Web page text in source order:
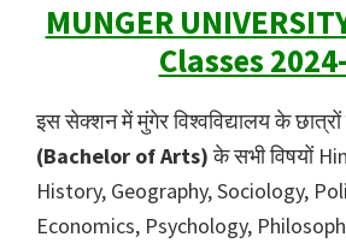
MUNGER
Classes
इस सेक्शन में मुंगेर विश्वविद्यालय के
(Bachelor of Arts)के सभी विषयों
History, Geography, Sociology,
Economics, Psychology,